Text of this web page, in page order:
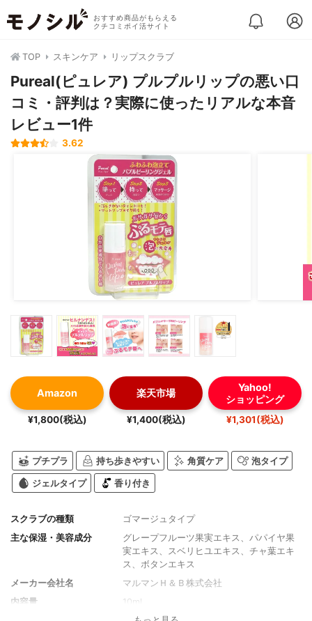
おすすめ商品がもらえる
クチコミポイ活サイト
TOP スキンケア リップスクラブ
Pureal(ピュレア) プルプルリップの悪い口
コミ・評判は？実際に使ったリアルな本音
レビュー1件
3.62
Amazon
¥1,800(税込)
楽天市場
¥1,400(税込)
Yahoo!
ショッピング
¥1,301(税込)
プチプラ 持ち歩きやすい 角質ケア 泡タイプ
ジェルタイプ 香り付き
スクラブの種類
ゴマージュタイプ
主な保湿・美容成分
グレープフルーツ果実エキス、パパイヤ果
実エキス、スベリヒユエキス、チャ葉エキ
ス、ボタンエキス
メーカー会社名
マルマンＨ＆Ｂ株式会社
内容量
10ml